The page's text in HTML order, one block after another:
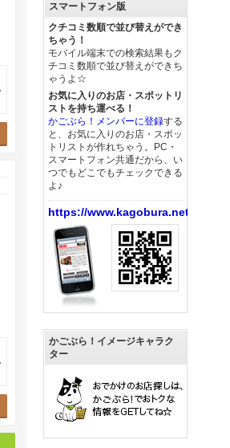
スマートフォン版
クチコミ数順で並び替えができ
ちゃう！
モバイル端末での検索結果もク
チコミ数順で並び替えができち
ゃうよ☆
お気に入りのお店・スポットリ
ストを持ち運べる！
かごぶら！メンバーに登録する
と、お気に入りのお店・スポッ
トリストが作れちゃう。PC・
スマートフォン共通だから、い
つでもどこでもチェックできる
よ♪
https://www.kagobura.net/
かごぶら！イメージキャラク
ター